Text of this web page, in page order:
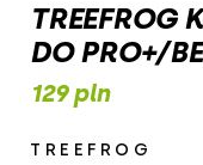
TREEFROG
DO PRO+/
129 pln
TREEFROG